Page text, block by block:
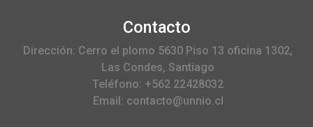
Contacto
Dirección: Cerro el plomo 5630 Piso 13 oficina 1302,
Las Condes, Santiago
Teléfono: +562 22428032
Email: contacto@unnio.cl